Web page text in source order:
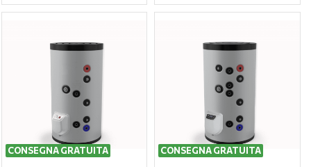
CONSEGNA GRATUITA CONSEGNA GRATUITA